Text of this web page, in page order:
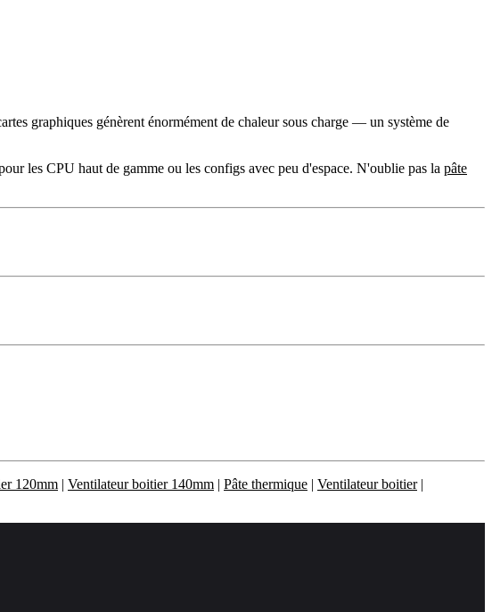
graphiques génèrent énormément de chaleur sous charge — un système de
les CPU haut de gamme ou les configs avec peu d'espace. N'oublie pas la pâte
120mm | Ventilateur boitier 140mm | Pâte thermique | Ventilateur boitier|